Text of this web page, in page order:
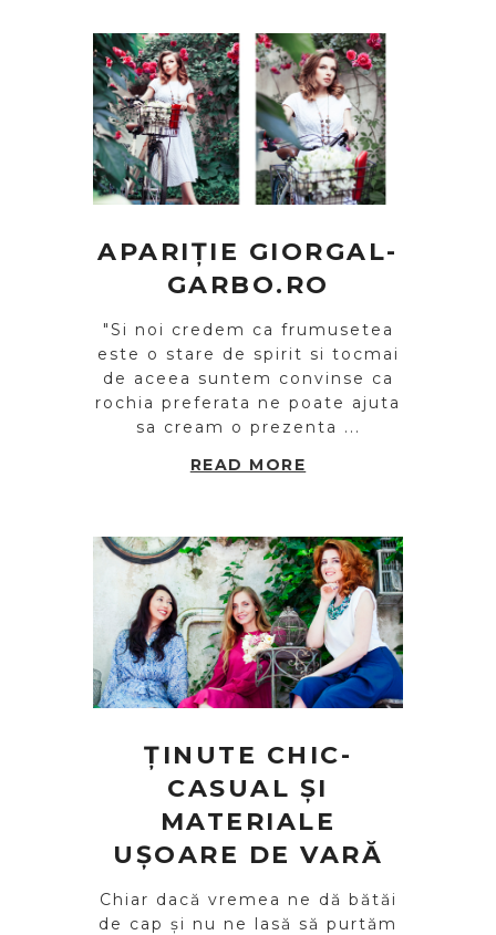
APARIȚIE GIORGAL-
GARBO.RO
"Si noi credem ca frumusetea
este o stare de spirit si tocmai
de aceea suntem convinse ca
rochia preferata ne poate ajuta
sa cream o prezenta ...
READ MORE
ȚINUTE CHIC-
CASUAL ȘI
MATERIALE
UȘOARE DE VARĂ
Chiar dacă vremea ne dă bătăi
de cap și nu ne lasă să purtăm